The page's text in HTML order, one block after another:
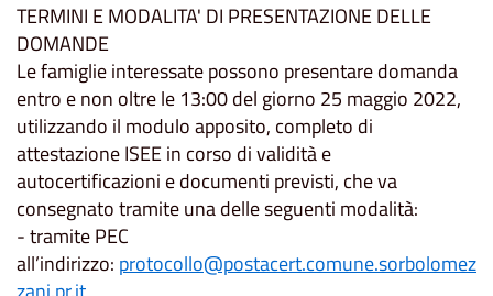
TERMINI E MODALITA' DI PRESENTAZIONE DELLE
DOMANDE
Le famiglie interessate possono presentare domanda
entro e non oltre le 13:00 del giorno 25 maggio 2022,
utilizzando il modulo apposito, completo di
attestazione ISEE in corso di validità e
autocertificazioni e documenti previsti, che va
consegnato tramite una delle seguenti modalità:
- tramite PEC
all’indirizzo: protocollo@postacert.comune.sorbolomez